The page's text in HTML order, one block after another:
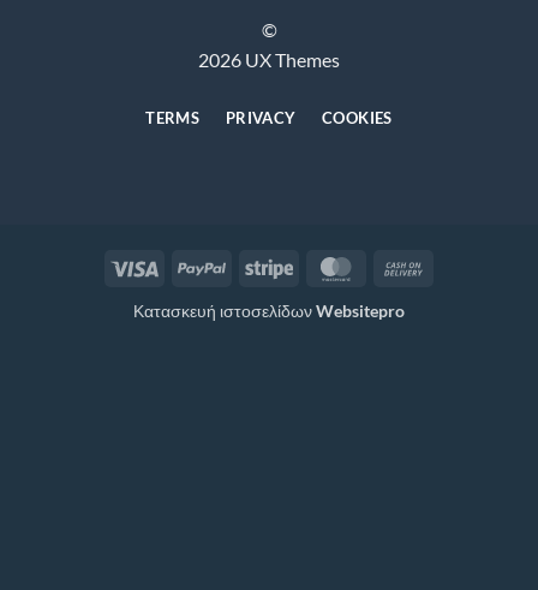
©
2026 UX Themes
TERMS PRIVACY COOKIES
Visa PayPal Stripe MasterCard
Κατασκευή ιστοσελίδωνWebsitepro